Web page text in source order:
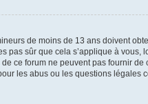
de moins de 13 ans doivent
pas sûr que cela s’applique à vous,
ce forum ne peuvent pas fournir de
les abus ou les questions légales